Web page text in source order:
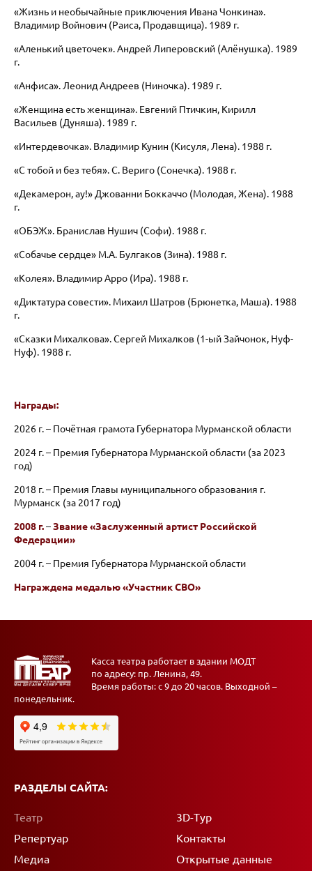
«Жизнь и необычайные приключения Ивана Чонкина».
Владимир Войнович (Раиса, Продавщица). 1989 г.
«Аленький цветочек». Андрей Липеровский (Алёнушка). 1989
г.
«Анфиса». Леонид Андреев (Ниночка). 1989 г.
«Женщина есть женщина». Евгений Птичкин, Кирилл
Васильев (Дуняша). 1989 г.
«Интердевочка». Владимир Кунин (Кисуля, Лена). 1988 г.
«С тобой и без тебя». С. Вериго (Сонечка). 1988 г.
«Декамерон, ау!» Джованни Боккаччо (Молодая, Жена). 1988
г.
«ОБЭЖ». Бранислав Нушич (Софи). 1988 г.
«Собачье сердце» М.А. Булгаков (Зина). 1988 г.
«Колея». Владимир Арро (Ира). 1988 г.
«Диктатура совести». Михаил Шатров (Брюнетка, Маша). 1988
г.
«Сказки Михалкова». Сергей Михалков (1-ый Зайчонок, Нуф-
Нуф). 1988 г.
Награды:
2026 г. – Почётная грамота Губернатора Мурманской области
2024 г. – Премия Губернатора Мурманской области (за 2023
год)
2018 г. – Премия Главы муниципального образования г.
Мурманск (за 2017 год)
2008 г.–Звание «Заслуженный артист Российской
Федерации»
2004 г. – Премия Губернатора Мурманской области
Награждена медалью «Участник СВО»
Касса театра работает в здании МОДТ
по адресу: пр. Ленина, 49.
Время работы: с 9 до 20 часов. Выходной –
понедельник.
РАЗДЕЛЫ САЙТА:
Театр
Репертуар
Медиа
3D-Тур
Контакты
Открытые данные